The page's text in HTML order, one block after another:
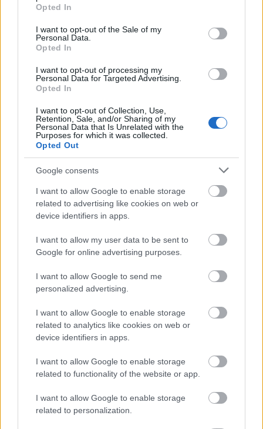
use your data for below specified purposes in below Google
consent section.
Opted In
I want to opt-out of the Sale of my
Personal Data.
Opted In
I want to opt-out of processing my
Personal Data for Targeted Advertising.
Opted In
I want to opt-out of Collection, Use,
Retention, Sale, and/or Sharing of my
Personal Data that Is Unrelated with the
Purposes for which it was collected.
Opted Out
Google consents
I want to allow Google to enable storage
related to advertising like cookies on web or
device identifiers in apps.
I want to allow my user data to be sent to
Google for online advertising purposes.
I want to allow Google to send me
personalized advertising.
I want to allow Google to enable storage
related to analytics like cookies on web or
device identifiers in apps.
I want to allow Google to enable storage
related to functionality of the website or app.
I want to allow Google to enable storage
related to personalization.
είστε προσεκτικοί! Ως δευτερεύουσα σημείωση, το
jaywalking είναι παράνομο στην Ουγγαρία,
επομένως πρέπει να χρησιμοποιείτε μόνο τις
διαβάσεις.
Το νόμισμα στην Ουγγαρία είναι το φιορίνι (HUF)
και η αντιστοιχία είναι 1€ = 372.42 HUF.
Περιστασιακά όμως, μπορεί να βρείτε τιμές σε
καταστήματα σε ευρώ. Ωστόσο, μην μπείτε στον
πειρασμό! Το ποσοστό μετατροπής είναι σχεδόν
πάντα μικρό και τελικά πληρώνετε περισσότερα
από όσα θα έπρεπε. Εάν σας δοθεί η επιλογή,
ζητήστε πάντα να πληρώσετε σε Forints.